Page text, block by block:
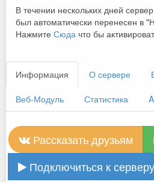
В течении нескольких дней
был автоматически перенесен в
Нажмите Сюда что бы
Информация О сервере
Веб-Модуль Статистика
Рассказать друзьям
Подключиться к серверу